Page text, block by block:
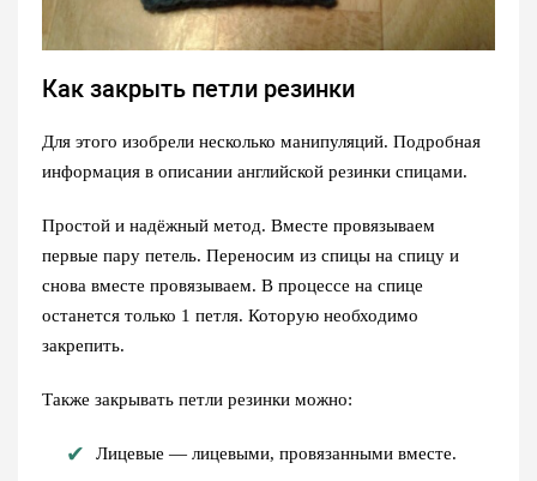
Как закрыть петли резинки
Для этого изобрели несколько манипуляций. Подробная
информация в описании английской резинки спицами.
Простой и надёжный метод. Вместе провязываем
первые пару петель. Переносим из спицы на спицу и
снова вместе провязываем. В процессе на спице
останется только 1 петля. Которую необходимо
закрепить.
Также закрывать петли резинки можно:
Лицевые — лицевыми, провязанными вместе.